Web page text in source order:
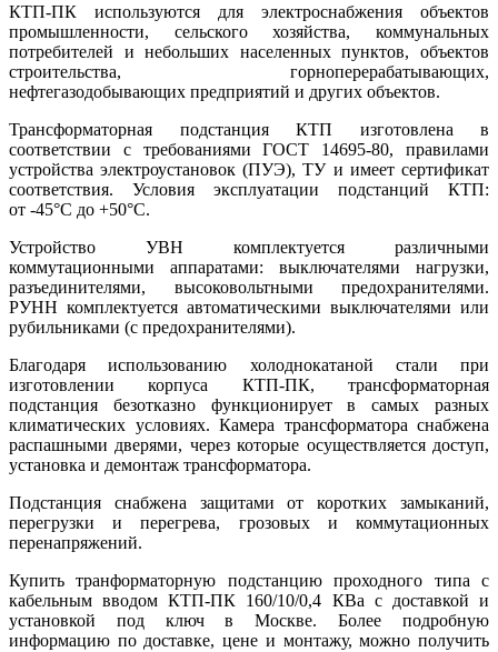
КТП-ПК используются для электроснабжения объектов
промышленности, сельского хозяйства, коммунальных
потребителей и небольших населенных пунктов, объектов
строительства, горноперерабатывающих,
нефтегазодобывающих предприятий и других объектов.
Трансформаторная подстанция КТП изготовлена в
соответствии с требованиями ГОСТ 14695-80, правилами
устройства электроустановок (ПУЭ), ТУ и имеет сертификат
соответствия. Условия эксплуатации подстанций КТП:
от -45°С до +50°С.
Устройство УВН комплектуется различными
коммутационными аппаратами: выключателями нагрузки,
разъединителями, высоковольтными предохранителями.
РУНН комплектуется автоматическими выключателями или
рубильниками (с предохранителями).
Благодаря использованию холоднокатаной стали при
изготовлении корпуса КТП-ПК, трансформаторная
подстанция безотказно функционирует в самых разных
климатических условиях. Камера трансформатора снабжена
распашными дверями, через которые осуществляется доступ,
установка и демонтаж трансформатора.
Подстанция снабжена защитами от коротких замыканий,
перегрузки и перегрева, грозовых и коммутационных
перенапряжений.
Купить транформаторную подстанцию проходного типа с
кабельным вводом КТП-ПК 160/10/0,4 КВа с доставкой и
установкой под ключ в Москве. Более подробную
информацию по доставке, цене и монтажу, можно получить